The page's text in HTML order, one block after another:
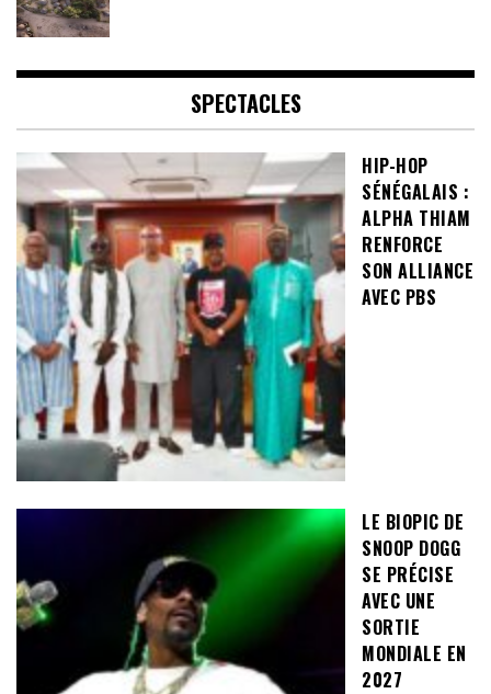
SPECTACLES
HIP-HOP
SÉNÉGALAIS :
ALPHA THIAM
RENFORCE
SON ALLIANCE
AVEC PBS
LE BIOPIC DE
SNOOP DOGG
SE PRÉCISE
AVEC UNE
SORTIE
MONDIALE EN
2027